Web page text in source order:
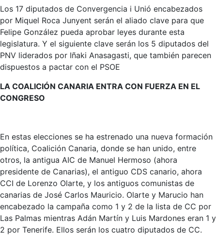
Los 17 diputados de Convergencia i Unió encabezados
por Miquel Roca Junyent serán el aliado clave para que
Felipe González pueda aprobar leyes durante esta
legislatura. Y el siguiente clave serán los 5 diputados del
PNV liderados por Iñaki Anasagasti, que también parecen
dispuestos a pactar con el PSOE
LA COALICIÓN CANARIA ENTRA CON FUERZA EN EL
CONGRESO
En estas elecciones se ha estrenado una nueva formación
política, Coalición Canaria, donde se han unido, entre
otros, la antigua AIC de Manuel Hermoso (ahora
presidente de Canarias), el antiguo CDS canario, ahora
CCI de Lorenzo Olarte, y los antiguos comunistas de
canarias de José Carlos Mauricio. Olarte y Marucio han
encabezado la campaña como 1 y 2 de la lista de CC por
Las Palmas mientras Adán Martín y Luis Mardones eran 1 y
2 por Tenerife. Ellos serán los cuatro diputados de CC.